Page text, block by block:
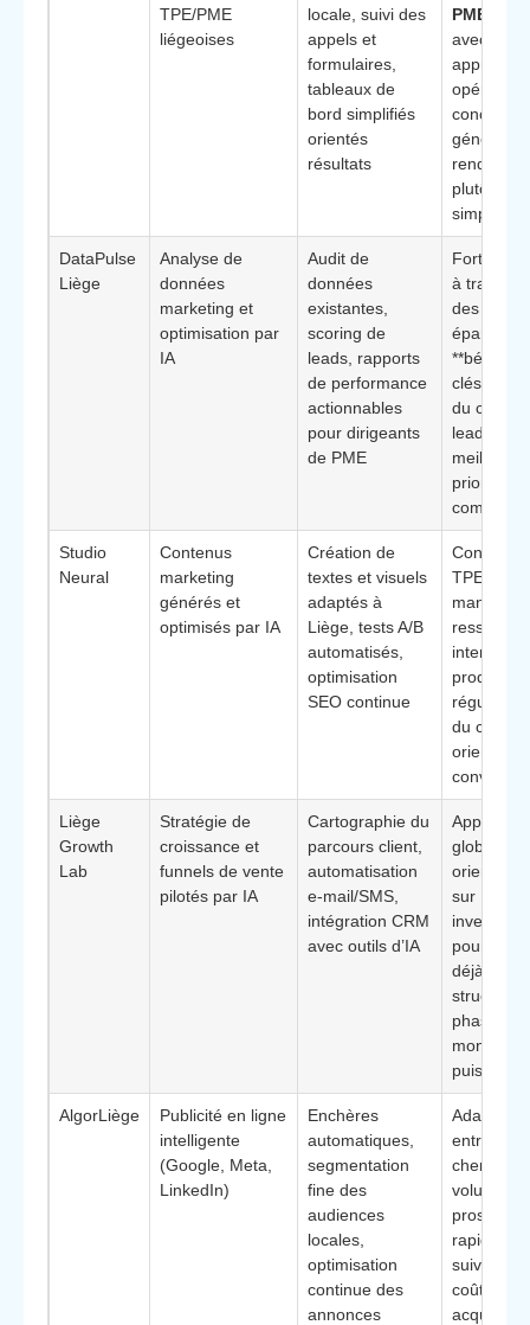
TPE/PME
liégeoises
locale, suivi des
appels et
formulaires,
tableaux de
bord simplifiés
orientés
résultats
PME à
avec une
approche
conçue
générer
rendez-
plutôt que
simples
DataPulse
Liège
Analyse de
données
marketing et
optimisation par
IA
Audit de
données
existantes,
scoring de
leads, rapports
de performance
actionnables
pour dirigeants
de PME
Forte
à
des
éparses
clés** :
du coût
lead et
meilleure
Studio
Neural
Contenus
marketing
générés et
optimisés par IA
Création de
textes et visuels
adaptés à
Liège, tests A/B
automatisés,
optimisation
SEO continue
Convient
TPE et
internes
produire
du
orienté
Liège
Growth
Lab
Stratégie de
croissance et
funnels de vente
pilotés par IA
Cartographie du
parcours client,
automatisation
e-mail/SMS,
intégration CRM
avec outils d’IA
Approche
globale
orientée
sur
pour des
déjà
phase de
montée
puissance
AlgorLiège
Publicité en ligne
intelligente
(Google, Meta,
LinkedIn)
Enchères
automatiques,
segmentation
fine des
audiences
locales,
optimisation
continue des
annonces
Adaptée
cherchant
volume de
prospects
rapide,
suivi
coût par
acquisition